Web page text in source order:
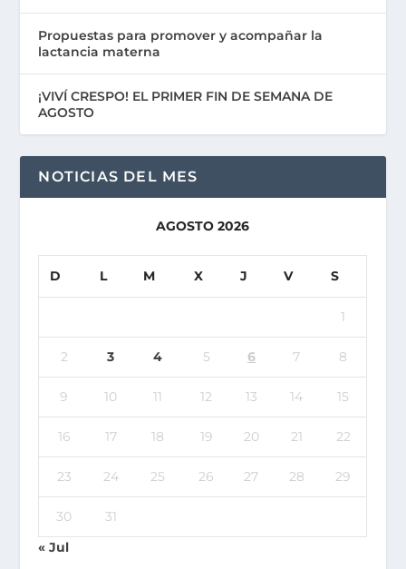
Propuestas para promover y acompañar la
lactancia materna
¡VIVÍ CRESPO! EL PRIMER FIN DE SEMANA DE
AGOSTO
NOTICIAS DEL MES
AGOSTO 2026
D L M X J V S
1
2 3 4 5 6 7 8
9 10 11 12 13 14 15
16 17 18 19 20 21 22
23 24 25 26 27 28 29
30
31
« Jul